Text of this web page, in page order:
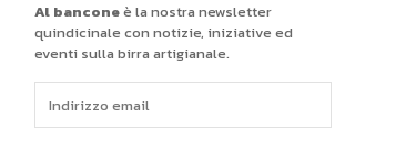
Al banconeè la nostra newsletter
quindicinale con notizie, iniziative ed
eventi sulla birra artigianale.